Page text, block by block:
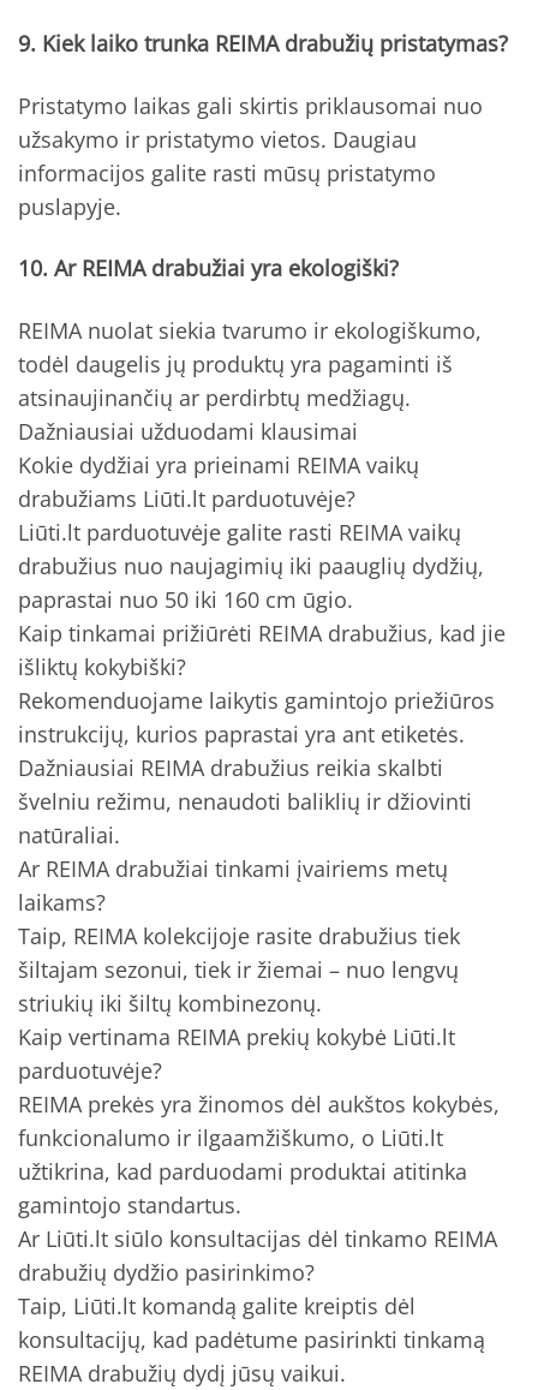
9. Kiek laiko trunka REIMA drabužių pristatymas?
Pristatymo laikas gali skirtis priklausomai nuo
užsakymo ir pristatymo vietos. Daugiau
informacijos galite rasti mūsų pristatymo
puslapyje.
10. Ar REIMA drabužiai yra ekologiški?
REIMA nuolat siekia tvarumo ir ekologiškumo,
todėl daugelis jų produktų yra pagaminti iš
atsinaujinančių ar perdirbtų medžiagų.
Dažniausiai užduodami klausimai
Kokie dydžiai yra prieinami REIMA vaikų
drabužiams Liūti.lt parduotuvėje?
Liūti.lt parduotuvėje galite rasti REIMA vaikų
drabužius nuo naujagimių iki paauglių dydžių,
paprastai nuo 50 iki 160 cm ūgio.
Kaip tinkamai prižiūrėti REIMA drabužius, kad jie
išliktų kokybiški?
Rekomenduojame laikytis gamintojo priežiūros
instrukcijų, kurios paprastai yra ant etiketės.
Dažniausiai REIMA drabužius reikia skalbti
švelniu režimu, nenaudoti baliklių ir džiovinti
natūraliai.
Ar REIMA drabužiai tinkami įvairiems metų
laikams?
Taip, REIMA kolekcijoje rasite drabužius tiek
šiltajam sezonui, tiek ir žiemai – nuo lengvų
striukių iki šiltų kombinezonų.
Kaip vertinama REIMA prekių kokybė Liūti.lt
parduotuvėje?
REIMA prekės yra žinomos dėl aukštos kokybės,
funkcionalumo ir ilgaamžiškumo, o Liūti.lt
užtikrina, kad parduodami produktai atitinka
gamintojo standartus.
Ar Liūti.lt siūlo konsultacijas dėl tinkamo REIMA
drabužių dydžio pasirinkimo?
Taip, Liūti.lt komandą galite kreiptis dėl
konsultacijų, kad padėtume pasirinkti tinkamą
REIMA drabužių dydį jūsų vaikui.